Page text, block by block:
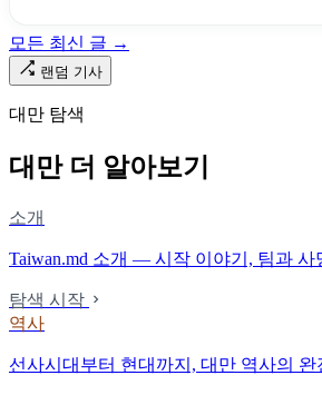
모든 최신 글 →
랜덤 기사
대만 탐색
대만 더 알아보기
소개
Taiwan.md 소개 — 시작 이야기, 팀과 사
탐색 시작
역사
선사시대부터 현대까지, 대만 역사의 완